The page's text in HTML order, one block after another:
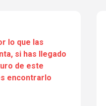
lo que las
si has llegado
de este
encontrarlo